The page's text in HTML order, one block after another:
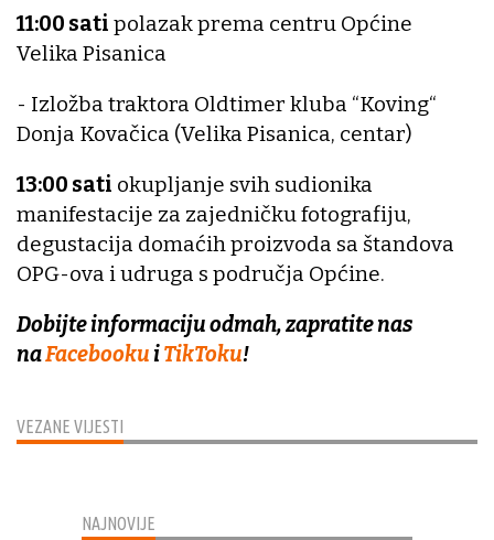
VEZANE VIJESTI
11:00 sati polazak prema centru Općine
Velika Pisanica
- Izložba traktora Oldtimer kluba “Koving“
Donja Kovačica (Velika Pisanica, centar)
13:00 sati okupljanje svih sudionika
manifestacije za zajedničku fotografiju,
degustacija domaćih proizvoda sa štandova
OPG-ova i udruga s područja Općine.
Dobijte informaciju odmah, zapratite nas
naFacebooku iTikToku!
NAJNOVIJE